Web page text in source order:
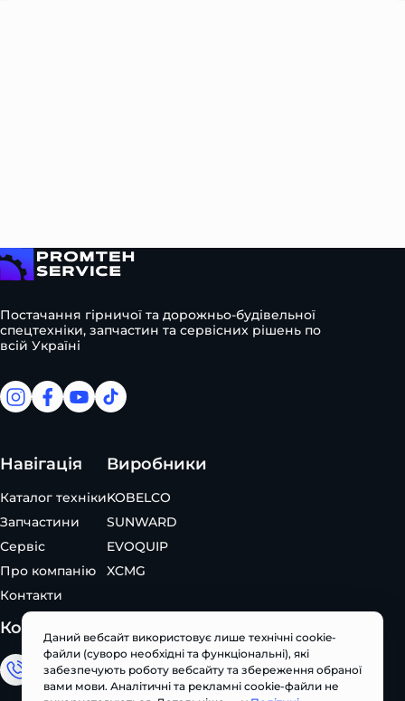
Постачання гірничої та дорожньо-будівельної
спецтехніки, запчастин та сервісних рішень по
всій Україні
facebookfacebook
youtubetiktok
Навігація
Каталог техніки
Запчастини
Сервіс
Про компанію
Контакти
Виробники
KOBELCO
SUNWARD
EVOQUIP
XCMG
Контакти
Відділ продажу
Даний вебсайт використовує лише технічні cookie-
файли (суворо необхідні та функціональні), які
забезпечують роботу вебсайту та збереження обраної
вами мови. Аналітичні та рекламні cookie-файли не